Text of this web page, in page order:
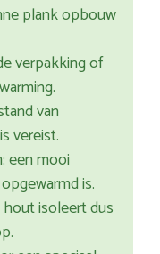
plank opbouw
verpakking of
van
vereist.
een mooi
is.
isoleert dus